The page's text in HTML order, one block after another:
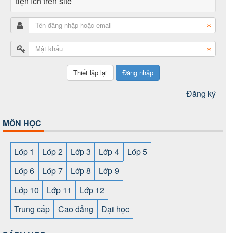
Đăng nhập
Đăng ký
MÔN HỌC
Lớp 1 Lớp 2 Lớp 3 Lớp 4
Lớp 5
Lớp 6
Lớp 7 Lớp 8
Lớp 9
Lớp 10
Lớp 11
Lớp 12
Trung cấp
Cao đẳng Đại học